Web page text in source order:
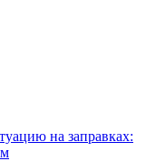
на заправках: